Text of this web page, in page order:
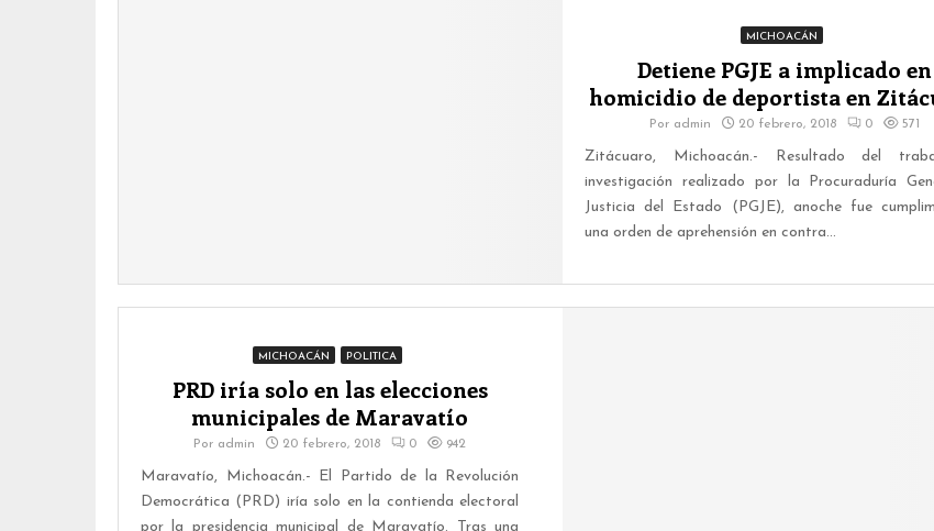
MICHOACÁN
Detiene PGJE a implicado en
homicidio de deportista en
Por admin 20 febrero, 2018 0 571
Zitácuaro, Michoacán.- Resultado del
investigación realizado por la Procuraduría
Justicia del Estado (PGJE), anoche fue
una orden de aprehensión en contra...
MICHOACÁN POLITICA
PRD iría solo en las elecciones
municipales de Maravatío
Por admin 20 febrero, 2018 0 942
Maravatío, Michoacán.- El Partido de la Revolución
Democrática (PRD) iría solo en la contienda electoral
por la presidencia municipal de Maravatío. Tras una